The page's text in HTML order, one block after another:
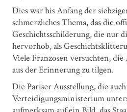
Dies war bis Anfang der
schmerzliches Thema, das die
Geschichtsschilderung, die nur
hervorhob, als
Viele Franzosen versuchten, die
aus der Erinnerung zu tilgen.
Die Pariser Ausstellung, die
Verteidigungsministerium